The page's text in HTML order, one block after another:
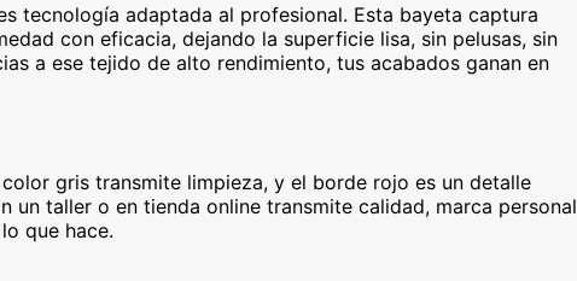
tecnología adaptada al profesional. Esta bayeta captura
con eficacia, dejando la superficie lisa, sin pelusas, sin
a ese tejido de alto rendimiento, tus acabados ganan en
gris transmite limpieza, y el borde rojo es un detalle
un taller o en tienda online transmite calidad, marca personal
que hace.